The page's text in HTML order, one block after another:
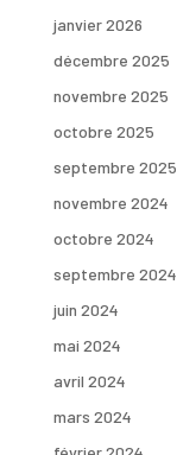
janvier 2026
décembre 2025
novembre 2025
octobre 2025
septembre 2025
novembre 2024
octobre 2024
septembre 2024
juin 2024
mai 2024
avril 2024
mars 2024